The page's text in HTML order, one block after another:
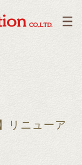
リニューア